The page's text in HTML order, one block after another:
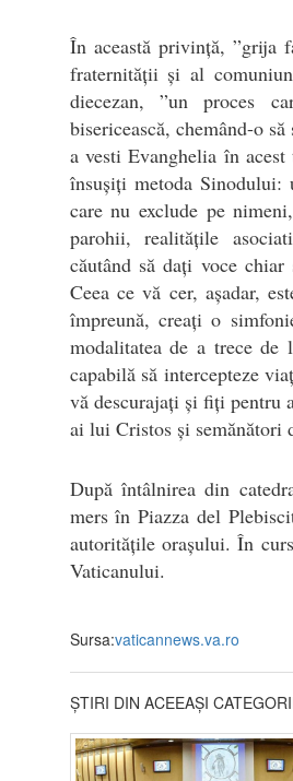
În această privință, ”grija
fraternității și al
diecezan, ”un proces
bisericească, chemând-o
a vesti Evanghelia în
însușiți metoda Sinodului:
care nu exclude pe
parohii, realitățile
căutând să dați voce
Ceea ce vă cer, așadar,
împreună, creați o
modalitatea de a trece de
capabilă să intercepteze
vă descurajați și fiți pentru
ai lui Cristos și semănători
După întâlnirea din
mers în Piazza del
autoritățile orașului. În
Vaticanului.
Sursa:vaticannews.va.ro
ȘTIRI DIN ACEEAȘI